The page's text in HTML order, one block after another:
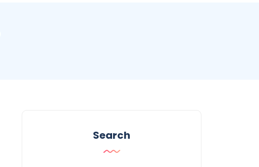
Search